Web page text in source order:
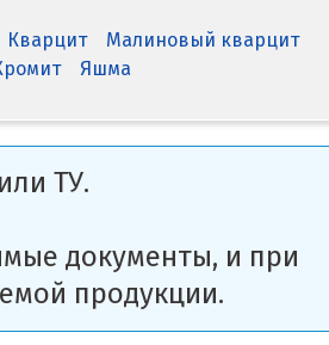
Кварцит
Малиновый кварцит
Яшма
ТУ.
документы, и при
продукции.